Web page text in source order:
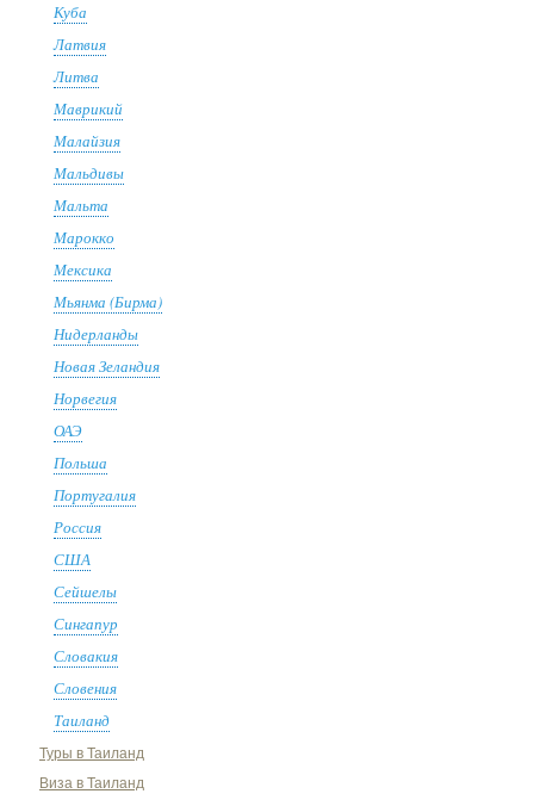
Куба
Латвия
Литва
Маврикий
Малайзия
Мальдивы
Мальта
Марокко
Мексика
Мьянма (Бирма)
Нидерланды
Новая Зеландия
Норвегия
ОАЭ
Польша
Португалия
Россия
США
Сейшелы
Сингапур
Словакия
Словения
Таиланд
Туры в Таиланд
Виза в Таиланд